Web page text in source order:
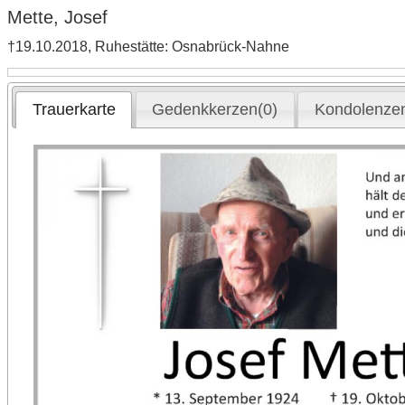
Mette, Josef
†19.10.2018, Ruhestätte: Osnabrück-Nahne
Trauerkarte Gedenkkerzen(0)